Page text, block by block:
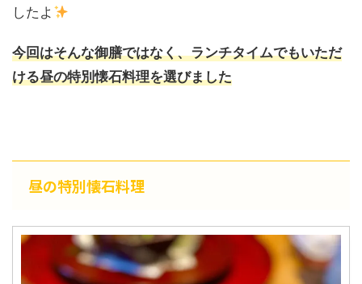
したよ
今回はそんな御膳ではなく、ランチタイムでもいただ
ける昼の特別懐石料理を選びました
昼の特別懐石料理